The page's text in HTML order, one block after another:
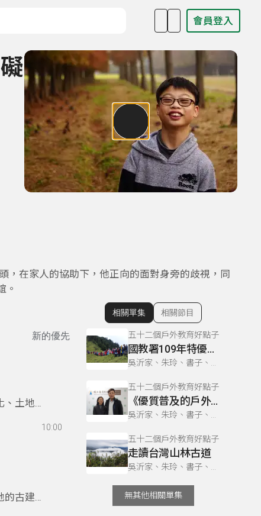
會員登入
，在家人的協助下，他正向的面對身旁的歧視，同
友誼。
新的優先
土地情
10:00
古建築
顯示相關單集
相關單集 相關節目
五十二個戶外教育好點子
國教署109年特優教案-新竹光武國中「空中的島嶼」
吳沂家、朱玲、書子、巫巴克、書勤
五十二個戶外教育好點子
《優質普及的戶外教育》
吳沂家、朱玲、書子、巫巴克、書勤
五十二個戶外教育好點子
走讀台灣山林古道
吳沂家、朱玲、書子、巫巴克、書勤
無其他相關單集